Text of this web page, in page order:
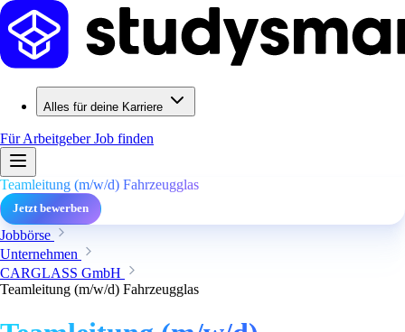
Alles für deine Karriere
Für ArbeitgeberJob finden
Teamleitung (m/w/d) Fahrzeugglas
Jetzt bewerben
Jobbörse
Unternehmen
CARGLASS GmbH
Teamleitung (m/w/d) Fahrzeugglas